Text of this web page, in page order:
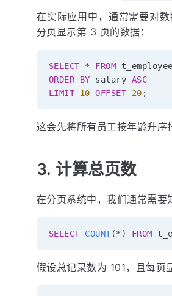
在实际应用中，通常需要对
分页显示第 3 页的数据：
SELECT * FROM
ORDER
BY salary ASC
LIMIT
10 OFFSET 20 ;
这会先将所有员工按年龄升序
3. 计算总页数
在分页系统中，我们通常需要
SELECT COUNT (* ) FROM
假设总记录数为 101，且每页